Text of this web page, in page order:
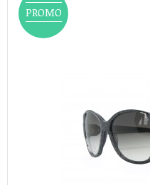
PROMO